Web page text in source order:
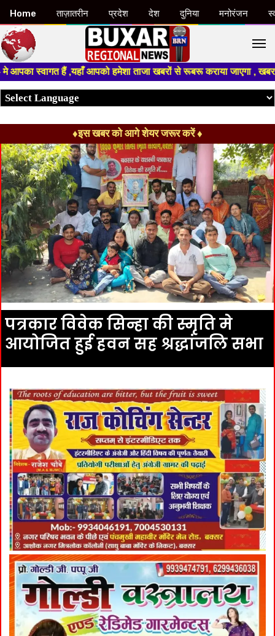
हैं ,यहाँ आपको हमेशा ताजा खबरों से रूबरू कराया जाएगा , खबर ओर
♦इस खबर को आगे शेयर जरूर करें ♦
पत्रकार विवेक सिन्हा की स्मृति मे
आयोजित हुई हवन सह श्रद्धांजलि सभा
Home ताज़ातरीन प्रदेश देश दुनिया मनोरंजन